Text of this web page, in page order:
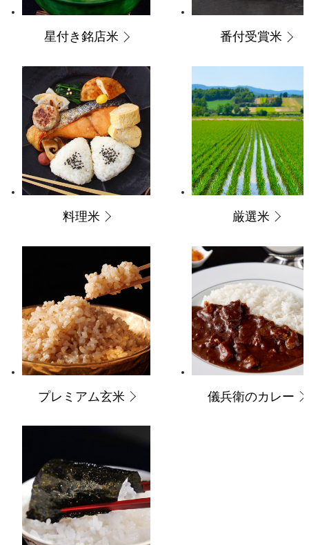
星付き銘店米 番付受賞米
料理米 厳選米
プレミアム玄米 儀兵衛のカレー